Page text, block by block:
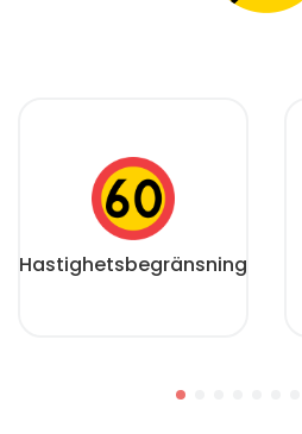
Hastighetsbegränsning